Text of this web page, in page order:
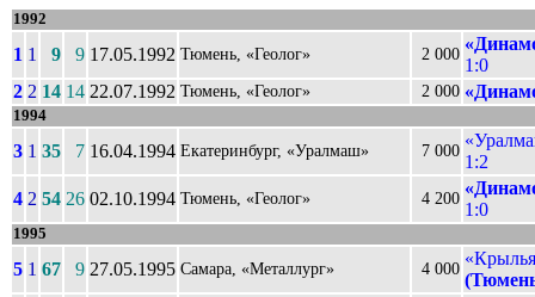
1992
1 1 9 9 17.05.1992 Тюмень, «Геолог» 2 000
1:0
2 2 14 14 22.07.1992 Тюмень, «Геолог» 2 000
1994
3 1 35 7 16.04.1994 Екатеринбург, «Уралмаш» 7 000
1:2
4 2 54 26 02.10.1994 Тюмень, «Геолог» 4 200
1:0
1995
5 1 67 9 27.05.1995 Самара, «Металлург» 4 000